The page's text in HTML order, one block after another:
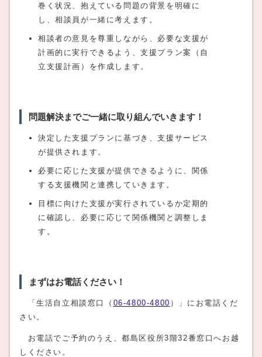
巻く状況、抱えている問題の背景を明確に
し、相談員が一緒に考えます。
相談者の意見を尊重しながら、必要な支援が
計画的に実行できるよう、支援プラン案（自
立支援計画）を作成します。
問題解決までご一緒に取り組んでいきます！
決定した支援プランに基づき、支援サービス
が提供されます。
必要に応じた支援が提供できるように、関係
する支援機関と連携していきます。
目標に向けた支援が実行されているか定期的
に確認し、必要に応じて関係機関と調整しま
す。
まずはお電話ください！
「生活自立相談窓口（ 06-4800-4800 ）」にお電話くだ
さい。
お電話でご予約のうえ、都島区役所3階32番窓口へお越
しください。